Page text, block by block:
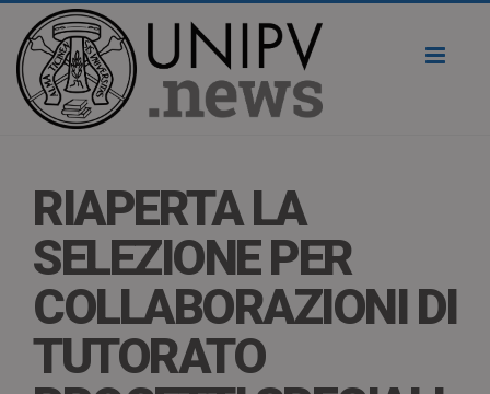
RIAPERTA LA
SELEZIONE PER
COLLABORAZIONI DI
TUTORATO